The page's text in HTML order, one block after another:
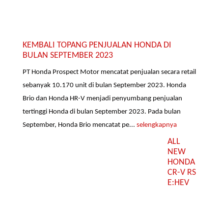
KEMBALI TOPANG PENJUALAN HONDA DI
BULAN SEPTEMBER 2023
PT Honda Prospect Motor mencatat penjualan secara retail
sebanyak 10.170 unit di bulan September 2023. Honda
Brio dan Honda HR-V menjadi penyumbang penjualan
tertinggi Honda di bulan September 2023. Pada bulan
September, Honda Brio mencatat pe...selengkapnya
ALL
NEW
HONDA
CR-V RS
E:HEV